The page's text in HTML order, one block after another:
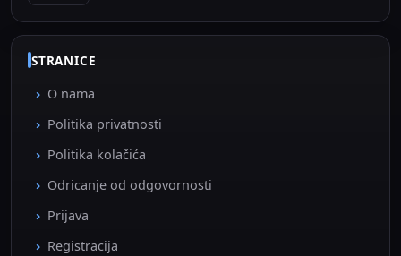
STRANICE
O nama
Politika privatnosti
Politika kolačića
Odricanje od odgovornosti
Prijava
Registracija